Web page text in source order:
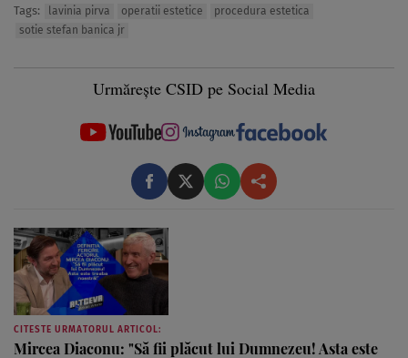
Tags: lavinia pirva operatii estetice
procedura estetica
sotie stefan banica jr
Urmărește CSID pe Social Media
CITESTE URMATORUL ARTICOL:
Mircea Diaconu: "Să fii plăcut lui Dumnezeu! Asta este